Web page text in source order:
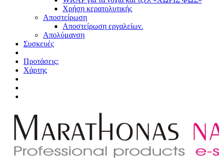
Χρήση κερατολυτικής
Αποστείρωση
Αποστείρωση εργαλείων.
Απολύμανση
Συσκευές
Προτάσεις:
Χάρτης